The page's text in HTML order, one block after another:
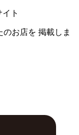
ト
のお店を 掲載しま